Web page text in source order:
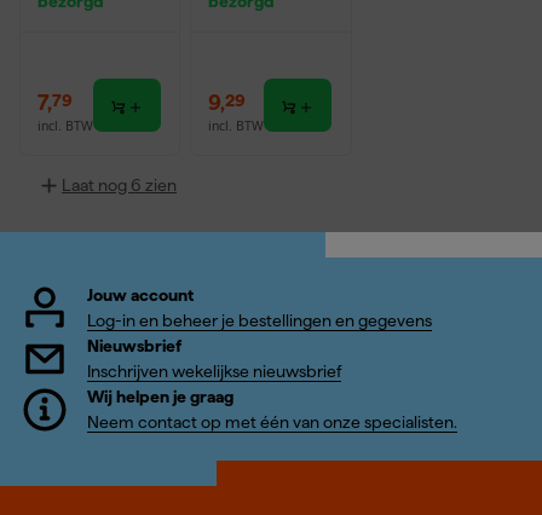
4,0m x 5,5m
7,79
incl. BTW
5,2m x 7,3m
9,29
incl. BTW
Laat nog 6 zien
Jouw account
Log-in en beheer je bestellingen en gegevens
Nieuwsbrief
Inschrijven wekelijkse nieuwsbrief
Wij helpen je graag
Neem contact op met één van onze specialisten.